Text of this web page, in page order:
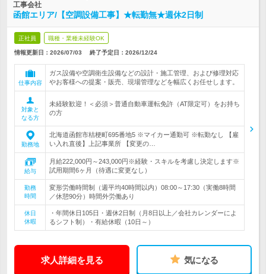
工事会社
函館エリア/【空調設備工事】★転勤無★週休2日制
正社員 職種・業種未経験OK
情報更新日：2026/07/03 終了予定日： 2026/12/24
仕事内容
ガス設備や空調衛生設備などの設計・施工管理、および修理対応
やお客様への提案・販売、現場管理などを幅広くお任せします。
対象と
なる方
未経験歓迎！＜必須＞普通自動車運転免許（AT限定可）をお持ち
の方
勤務地
北海道函館市桔梗町695番地5 ※マイカー通勤可 ※転勤なし 【雇
い入れ直後】上記事業所 【変更の…
給与
月給222,000円～243,000円※経験・スキルを考慮し決定します※
試用期間6ヶ月（待遇に変更なし）
勤務
時間
変形労働時間制（週平均40時間以内）08:00～17:30（実働8時間
／休憩90分）時間外労働あり
休日
休暇
・年間休日105日・週休2日制（月8日以上／会社カレンダーによ
るシフト制）・有給休暇（10日～）
求人詳細を見る 気になる